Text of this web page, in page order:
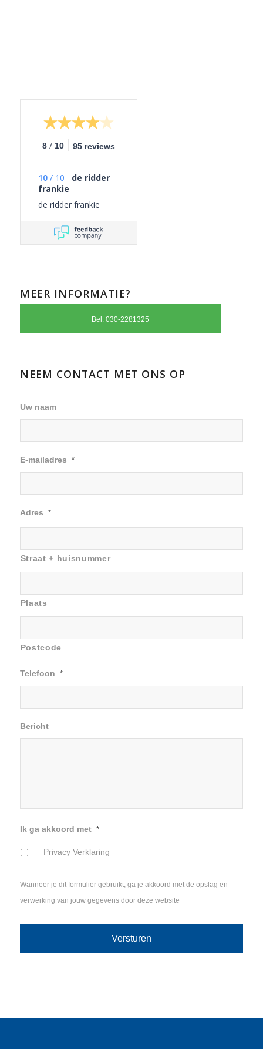
8 / 10 95 reviews
10 / 10
de ridder
frankie
de ridder frankie
MEER INFORMATIE?
Bel: 030-2281325
NEEM CONTACT MET ONS OP
Uw naam
E-mailadres *
Adres *
Straat + huisnummer
Plaats
Postcode
Telefoon *
Bericht
Ik ga akkoord met *
Privacy Verklaring
Wanneer je dit formulier gebruikt, ga je akkoord met de opslag en
verwerking van jouw gegevens door deze website